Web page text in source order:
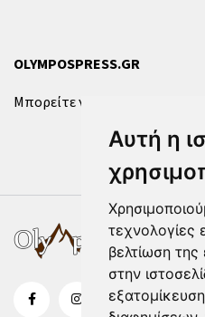
Αυτή η
τεχνολογίες
βελτίωση της
στην
OLYMPOSPRESS.GR
Μπορείτε να επικοινωνήσετε